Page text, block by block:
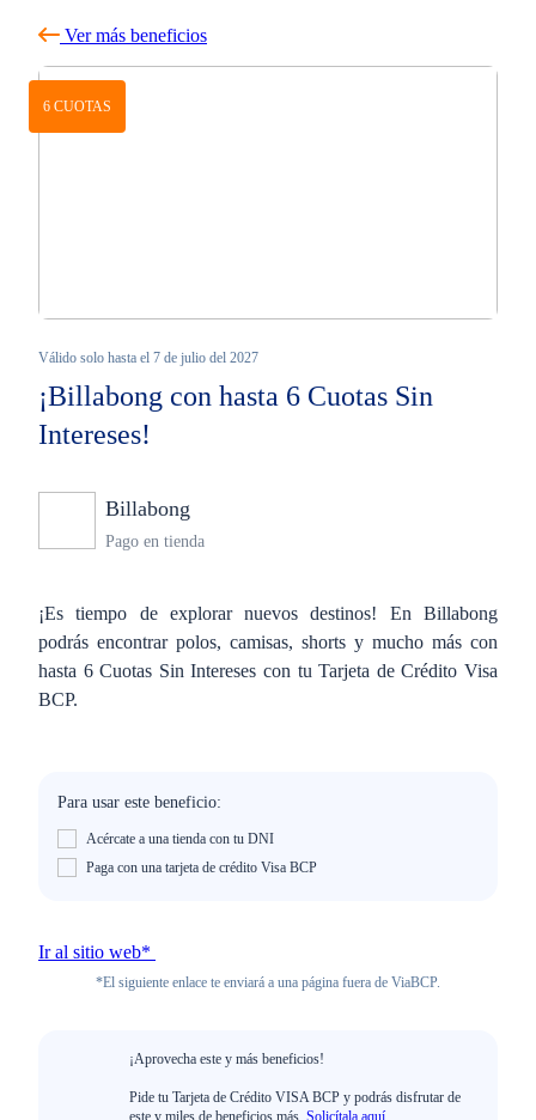
Ver más beneficios
6 CUOTAS
Válido solo hasta el 7 de julio del 2027
¡Billabong con hasta 6 Cuotas Sin
Intereses!
Billabong
Pago en tienda
¡Es tiempo de explorar nuevos destinos! En Billabong
podrás encontrar polos, camisas, shorts y mucho más con
hasta 6 Cuotas Sin Intereses con tu Tarjeta de Crédito Visa
BCP.
Para usar este beneficio:
Acércate a una tienda con tu DNI
Paga con una tarjeta de crédito Visa BCP
Ir al sitio web*
*El siguiente enlace te enviará a una página fuera de ViaBCP.
¡Aprovecha este y más beneficios!
Pide tu Tarjeta de Crédito VISA BCP y podrás disfrutar de
este y miles de beneficios más. Solicítala aquí